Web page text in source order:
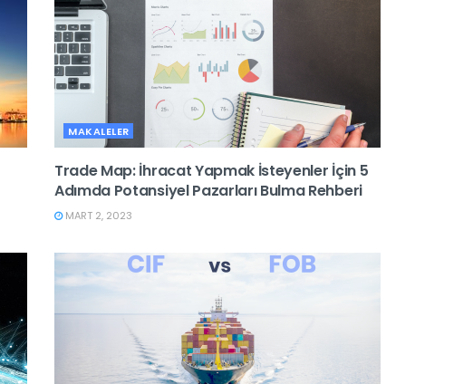
MAKALELER
Trade Map: İhracat Yapmak İsteyenler İçin 5
Adımda Potansiyel Pazarları Bulma Rehberi
MART 2, 2023